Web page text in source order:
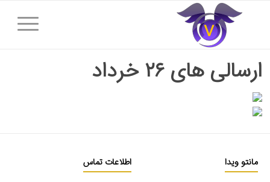
ارسالی های ۲۶ خرداد
مانتو ویدا اطلاعات تماس